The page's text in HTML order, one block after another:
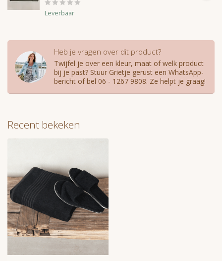
Leverbaar
Heb je vragen over dit product?
Twijfel je over een kleur, maat of welk product
bij je past? Stuur Grietje gerust een WhatsApp-
bericht of bel 06 - 1267 9808. Ze helpt je graag!
Recent bekeken